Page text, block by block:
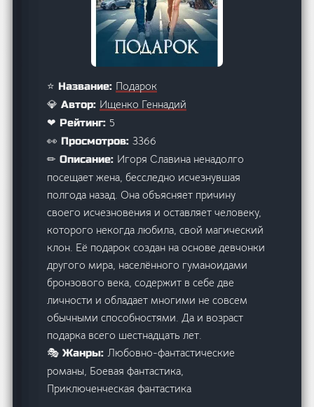
⭐ Название: Подарок
💎 Автор: Ищенко Геннадий
❤ Рейтинг: 5
👀 Просмотров:3366
✏ Описание: Игоря Славина ненадолго
посещает жена, бесследно исчезнувшая
полгода назад. Она объясняет причину
своего исчезновения и оставляет человеку,
которого некогда любила, свой магический
клон. Её подарок создан на основе девчонки
другого мира, населённого гуманоидами
бронзового века, содержит в себе две
личности и обладает многими не совсем
обычными способностями. Да и возраст
подарка всего шестнадцать лет.
🎭 Жанры:Любовно-фантастические
романы, Боевая фантастика,
Приключенческая фантастика